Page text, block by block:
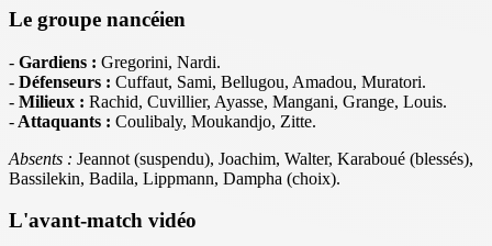
Le groupe nancéien
- Gardiens : Gregorini, Nardi.
- Défenseurs : Cuffaut, Sami, Bellugou, Amadou, Muratori.
- Milieux : Rachid, Cuvillier, Ayasse, Mangani, Grange, Louis.
- Attaquants : Coulibaly, Moukandjo, Zitte.
Absents : Jeannot (suspendu), Joachim, Walter, Karaboué (blessés),
Bassilekin, Badila, Lippmann, Dampha (choix).
L'avant-match vidéo